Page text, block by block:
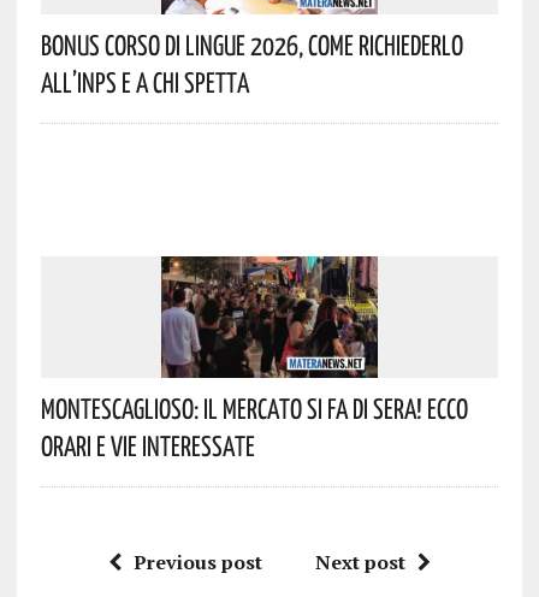
Bonus Corso Di Lingue 2026, Come Richiederlo
All’INPS E A Chi Spetta
Montescaglioso: Il Mercato Si Fa Di Sera! Ecco
Orari E Vie Interessate
Previous post Next post